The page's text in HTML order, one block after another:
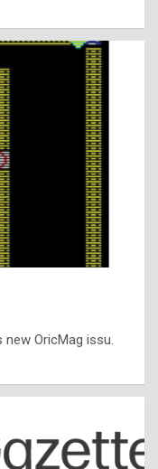
new OricMag issu.